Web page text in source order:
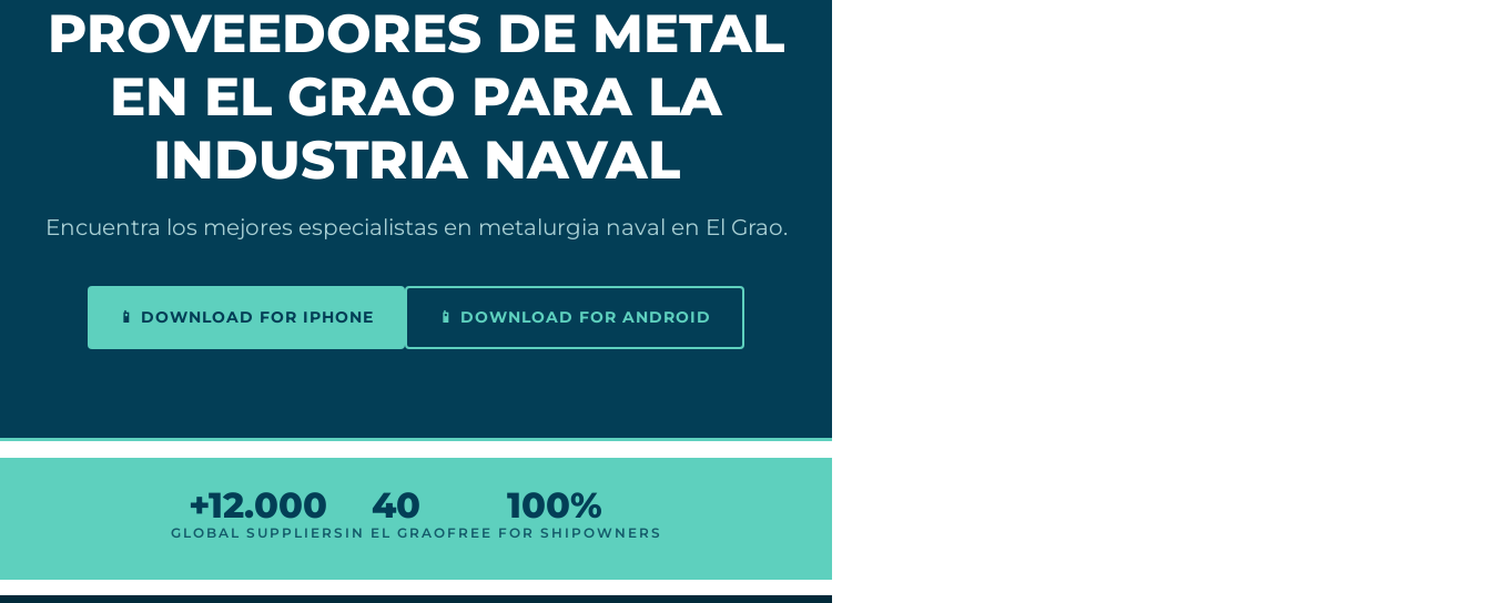
PROVEEDORES DE METAL
EN EL GRAO PARA LA
INDUSTRIA NAVAL
Encuentra los mejores especialistas en metalurgia naval en El Grao.
📱 DOWNLOAD FOR IPHONE 📱 DOWNLOAD FOR ANDROID
+12.000
GLOBAL SUPPLIERS
40
IN EL GRAO
100%
FREE FOR SHIPOWNERS